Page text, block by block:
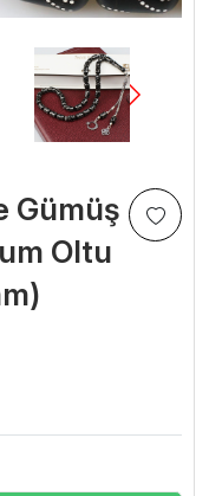
Gümüş
Oltu